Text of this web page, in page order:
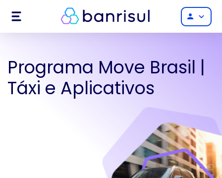
Menu person
Programa Move Brasil |
Táxi e Aplicativos